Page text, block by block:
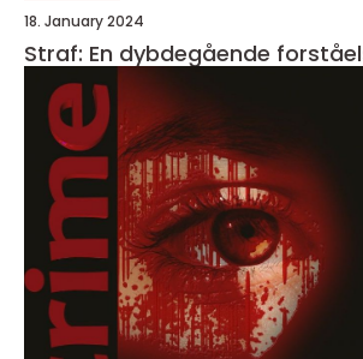
18. January 2024
Straf: En dybdegående